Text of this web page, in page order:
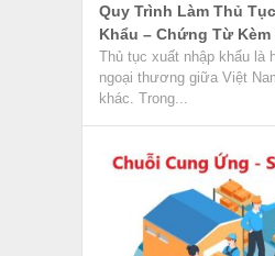
Quy Trình Làm Thủ
Khẩu – Chứng Từ Kèm
Thủ tục xuất nhập khẩu là
ngoại thương giữa Việt
khác. Trong...